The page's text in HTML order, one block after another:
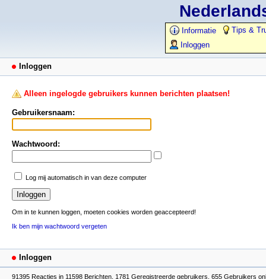
Informatie
Tips &
Inloggen
Inloggen
Alleen ingelogde gebruikers kunnen berichten plaatsen!
Gebruikersnaam:
Wachtwoord:
Log mij automatisch in van deze computer
Om in te kunnen loggen, moeten cookies worden geaccepteerd!
Ik ben mijn wachtwoord vergeten
Inloggen
91395 Reacties in 11598 Berichten, 1781 Geregistreerde gebruikers, 655 Gebruikers